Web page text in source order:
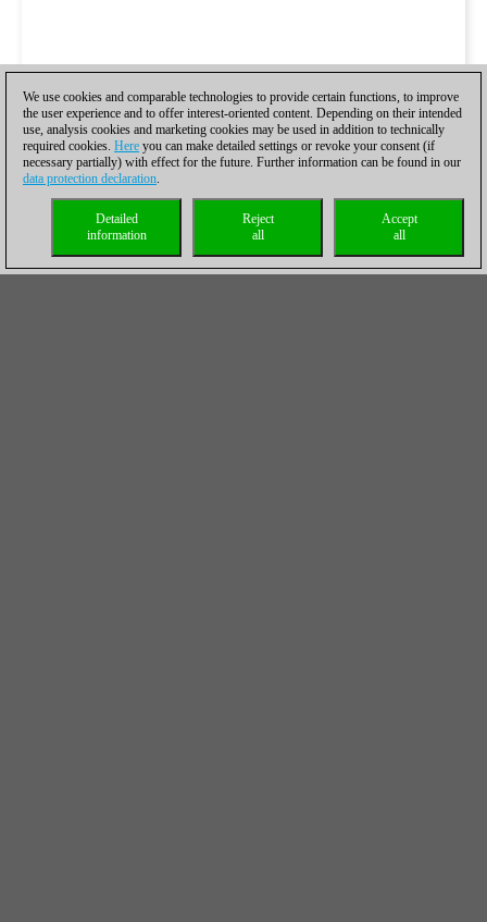
We use cookies and comparable technologies to provide certain functions, to improve
the user experience and to offer interest-oriented content. Depending on their intended
use, analysis cookies and marketing cookies may be used in addition to technically
required cookies. Here you can make detailed settings or revoke your consent (if
necessary partially) with effect for the future. Further information can be found in our
data protection declaration.
Accept
all
Reject
all
Detailed
information